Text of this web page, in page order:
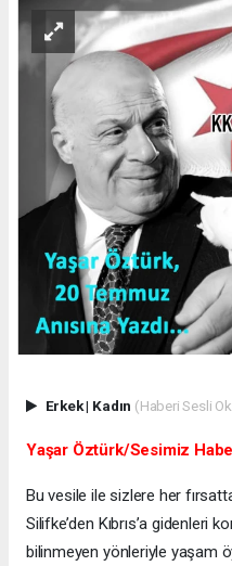
Erkek| Kadın (Haberi Sesli
Yaşar Öztürk/Sesimiz
Bu vesile ile sizlere her
Silifke’den Kıbrıs’a gidenleri
bilinmeyen yönleriyle yaşam